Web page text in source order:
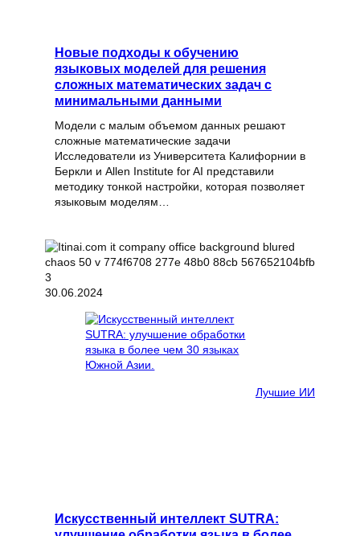
Новые подходы к обучению
языковых моделей для решения
сложных математических задач с
минимальными данными
Модели с малым объемом данных решают
сложные математические задачи
Исследователи из Университета Калифорнии в
Беркли и Allen Institute for AI представили
методику тонкой настройки, которая позволяет
языковым моделям…
30.06.2024
Лучшие ИИ
Искусственный интеллект SUTRA: